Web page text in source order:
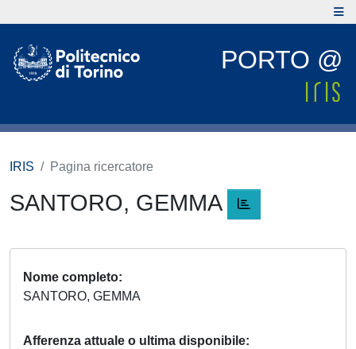
PORTO @
IRIS Pagina ricercatore
SANTORO, GEMMA
Nome completo
SANTORO, GEMMA
Afferenza attuale o ultima disponibile